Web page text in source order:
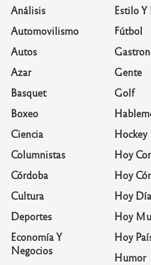
Análisis
Automovilismo
Autos
Azar
Basquet
Boxeo
Ciencia
Columnistas
Córdoba
Cultura
Deportes
Economía Y
Negocios
Estilo Y
Fútbol
Gente
Golf
Hockey
Hoy
Hoy
Hoy
Hoy
Hoy
Humor